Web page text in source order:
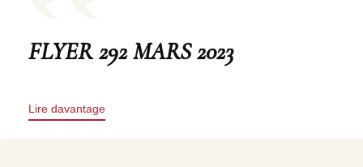
FLYER 292 MARS 2023
Lire davantage